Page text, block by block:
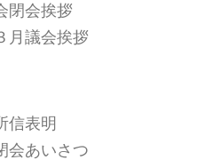
閉会挨拶
議会挨拶
信表明
あいさつ